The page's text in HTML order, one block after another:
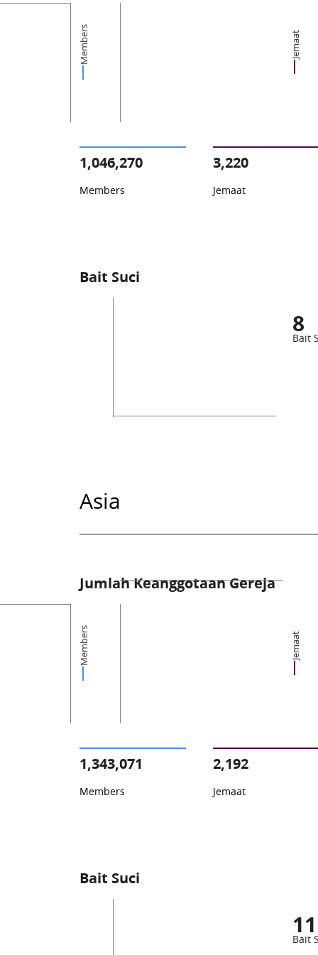
Members Jemaat
1,046,270
Members
3,220
Jemaat
Bait Suci
8
Bait
Asia
Jumlah Keanggotaan Gereja
Members Jemaat
1,343,071
Members
2,192
Jemaat
Bait Suci
11
Bait